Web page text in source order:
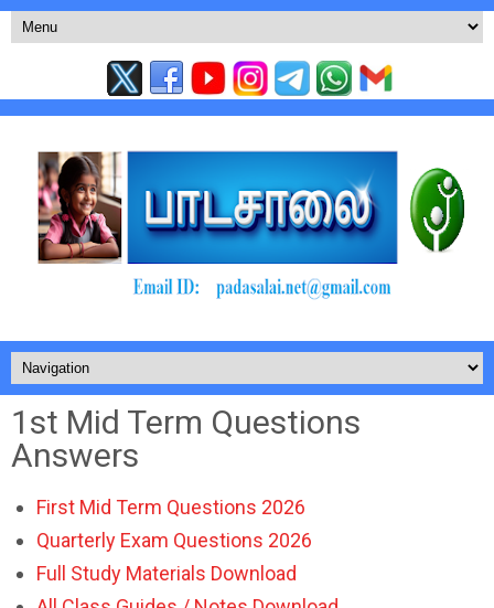
1st Mid Term Questions
Answers
First Mid Term Questions 2026
Quarterly Exam Questions 2026
Full Study Materials Download